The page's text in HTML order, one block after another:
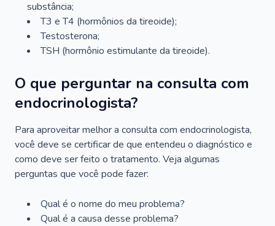
substância;
T3 e T4 (hormônios da tireoide);
Testosterona;
TSH (hormônio estimulante da tireoide).
O que perguntar na consulta com
endocrinologista?
Para aproveitar melhor a consulta com endocrinologista,
você deve se certificar de que entendeu o diagnóstico e
como deve ser feito o tratamento. Veja algumas
perguntas que você pode fazer:
Qual é o nome do meu problema?
Qual é a causa desse problema?